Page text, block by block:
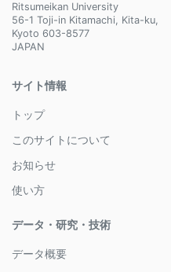
Ritsumeikan University
56-1 Toji-in Kitamachi, Kita-ku,
Kyoto 603-8577
JAPAN
サイト情報
トップ
このサイトについて
お知らせ
使い方
データ・研究・技術
データ概要